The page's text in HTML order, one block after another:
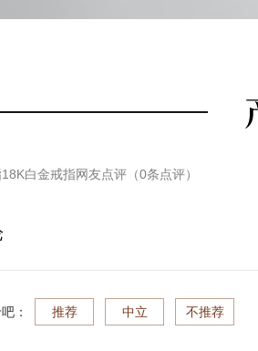
白金戒指网友点评（0条点评）
： 推荐 中立 不推荐